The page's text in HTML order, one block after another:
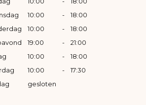
10:00 -
18:00
10:00 -
18:00
19:00 -
21:00
10:00 -
18:00
10:00 -
17:30
gesloten